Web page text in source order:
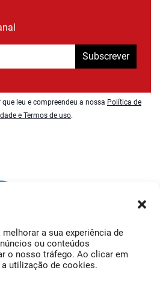
a sua experiência de
ou conteúdos
o nosso tráfego. Ao clicar em
utilização de cookies.
Subscrever
leu e compreendeu a nossa Política de
e Termos de uso.
O Jornal da Bairrada
Contactos